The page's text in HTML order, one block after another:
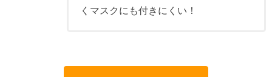
くマスクにも付きにくい！